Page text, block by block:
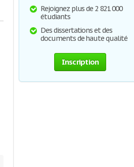
Rejoignez plus de 2 821 000
étudiants
Des dissertations et des
documents de haute qualité
Inscription